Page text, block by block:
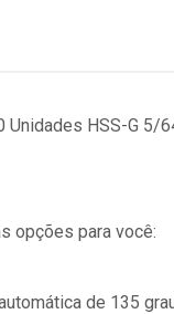
Unidades HSS-G 5/
opções para você:
de 135